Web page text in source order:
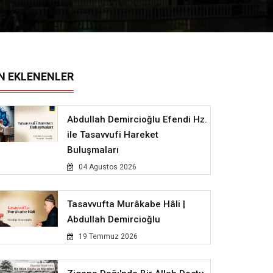
EKLENENLER
Abdullah Demircioğlu Efendi Hz.
ile Tasavvufi Hareket
Buluşmaları
04 Agustos 2026
Tasavvufta Murâkabe Hâli |
Abdullah Demircioğlu
19 Temmuz 2026